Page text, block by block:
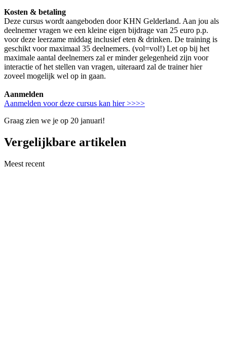
Kosten & betaling
Deze cursus wordt aangeboden door KHN Gelderland. Aan jou als
deelnemer vragen we een kleine eigen bijdrage van 25 euro p.p.
voor deze leerzame middag inclusief eten & drinken. De training is
geschikt voor maximaal 35 deelnemers. (vol=vol!) Let op bij het
maximale aantal deelnemers zal er minder gelegenheid zijn voor
interactie of het stellen van vragen, uiteraard zal de trainer hier
zoveel mogelijk wel op in gaan.
Aanmelden
Aanmelden voor deze cursus kan hier >>>>
Graag zien we je op 20 januari!
Vergelijkbare artikelen
Meest recent